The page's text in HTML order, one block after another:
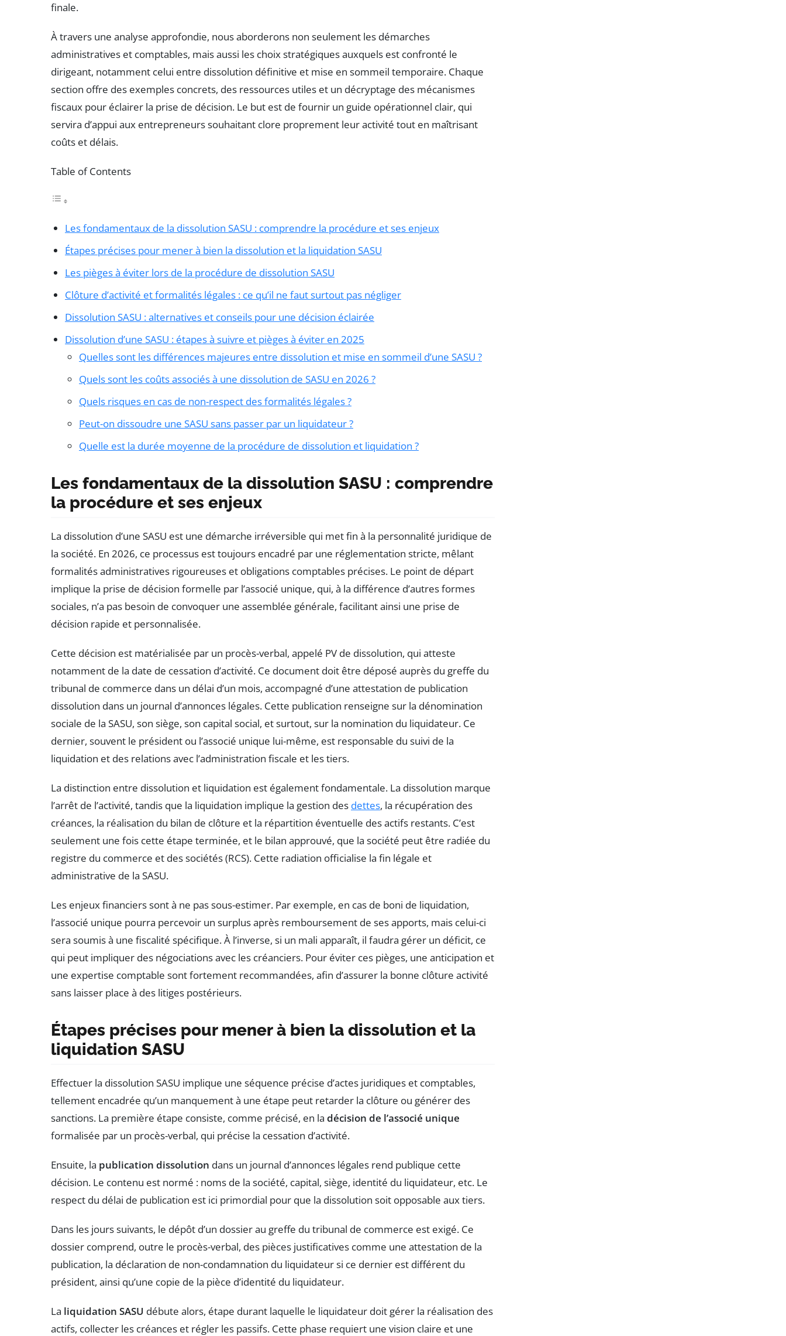
finale.
À travers une analyse approfondie, nous aborderons non seulement les démarches
administratives et comptables, mais aussi les choix stratégiques auxquels est confronté le
dirigeant, notamment celui entre dissolution définitive et mise en sommeil temporaire. Chaque
section offre des exemples concrets, des ressources utiles et un décryptage des mécanismes
fiscaux pour éclairer la prise de décision. Le but est de fournir un guide opérationnel clair, qui
servira d’appui aux entrepreneurs souhaitant clore proprement leur activité tout en maîtrisant
coûts et délais.
Table of Contents
Les fondamentaux de la dissolution SASU : comprendre la procédure et ses enjeux
Étapes précises pour mener à bien la dissolution et la liquidation SASU
Les pièges à éviter lors de la procédure de dissolution SASU
Clôture d’activité et formalités légales : ce qu’il ne faut surtout pas négliger
Dissolution SASU : alternatives et conseils pour une décision éclairée
Dissolution d’une SASU : étapes à suivre et pièges à éviter en 2025
Quelles sont les différences majeures entre dissolution et mise en sommeil d’une SASU ?
Quels sont les coûts associés à une dissolution de SASU en 2026 ?
Quels risques en cas de non-respect des formalités légales ?
Peut-on dissoudre une SASU sans passer par un liquidateur ?
Quelle est la durée moyenne de la procédure de dissolution et liquidation ?
Les fondamentaux de la dissolution SASU : comprendre
la procédure et ses enjeux
La dissolution d’une SASU est une démarche irréversible qui met fin à la personnalité juridique de
la société. En 2026, ce processus est toujours encadré par une réglementation stricte, mêlant
formalités administratives rigoureuses et obligations comptables précises. Le point de départ
implique la prise de décision formelle par l’associé unique, qui, à la différence d’autres formes
sociales, n’a pas besoin de convoquer une assemblée générale, facilitant ainsi une prise de
décision rapide et personnalisée.
Cette décision est matérialisée par un procès-verbal, appelé PV de dissolution, qui atteste
notamment de la date de cessation d’activité. Ce document doit être déposé auprès du greffe du
tribunal de commerce dans un délai d’un mois, accompagné d’une attestation de publication
dissolution dans un journal d’annonces légales. Cette publication renseigne sur la dénomination
sociale de la SASU, son siège, son capital social, et surtout, sur la nomination du liquidateur. Ce
dernier, souvent le président ou l’associé unique lui-même, est responsable du suivi de la
liquidation et des relations avec l’administration fiscale et les tiers.
La distinction entre dissolution et liquidation est également fondamentale. La dissolution marque
l’arrêt de l’activité, tandis que la liquidation implique la gestion des dettes, la récupération des
créances, la réalisation du bilan de clôture et la répartition éventuelle des actifs restants. C’est
seulement une fois cette étape terminée, et le bilan approuvé, que la société peut être radiée du
registre du commerce et des sociétés (RCS). Cette radiation officialise la fin légale et
administrative de la SASU.
Les enjeux financiers sont à ne pas sous-estimer. Par exemple, en cas de boni de liquidation,
l’associé unique pourra percevoir un surplus après remboursement de ses apports, mais celui-ci
sera soumis à une fiscalité spécifique. À l’inverse, si un mali apparaît, il faudra gérer un déficit, ce
qui peut impliquer des négociations avec les créanciers. Pour éviter ces pièges, une anticipation et
une expertise comptable sont fortement recommandées, afin d’assurer la bonne clôture activité
sans laisser place à des litiges postérieurs.
Étapes précises pour mener à bien la dissolution et la
liquidation SASU
Effectuer la dissolution SASU implique une séquence précise d’actes juridiques et comptables,
tellement encadrée qu’un manquement à une étape peut retarder la clôture ou générer des
sanctions. La première étape consiste, comme précisé, en la décision de l’associé unique
formalisée par un procès-verbal, qui précise la cessation d’activité.
Ensuite, la publication dissolution dans un journal d’annonces légales rend publique cette
décision. Le contenu est normé : noms de la société, capital, siège, identité du liquidateur, etc. Le
respect du délai de publication est ici primordial pour que la dissolution soit opposable aux tiers.
Dans les jours suivants, le dépôt d’un dossier au greffe du tribunal de commerce est exigé. Ce
dossier comprend, outre le procès-verbal, des pièces justificatives comme une attestation de la
publication, la déclaration de non-condamnation du liquidateur si ce dernier est différent du
président, ainsi qu’une copie de la pièce d’identité du liquidateur.
La liquidation SASU débute alors, étape durant laquelle le liquidateur doit gérer la réalisation des
actifs, collecter les créances et régler les passifs. Cette phase requiert une vision claire et une